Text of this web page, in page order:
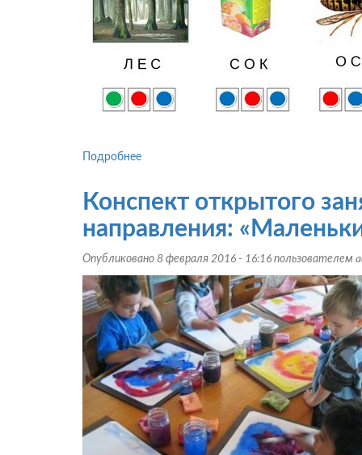
Подробнее
старшей
группе:
«Занимательная
Конспект открытого
направления:
Опубликовано 8 февраля 2016 - 16:16 пользователем